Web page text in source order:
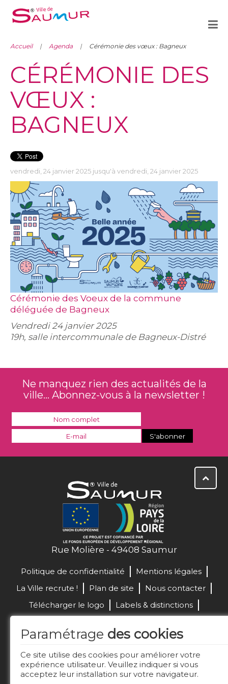
Accueil Agenda Cérémonie des vœux : Bagneux
CÉRÉMONIE DES
VŒUX :
BAGNEUX
vendredi, 24 janvier 2025 jusqu'à vendredi, 24 janvier 2025
Cérémonie des Voeux de la commune
déléguée de Bagneux
Vendredi 24 janvier 2025
19h, salle intercommunale de Bagneux-Distré
Paramétrage des cookies
Ce site utilise des cookies pour améliorer votre
expérience utilisateur. Veuillez indiquer si vous
acceptez leur installation sur votre navigateur.
Ne manquez rien des actualités de la
ville... Abonnez-vous à la newsletter !
Rue Molière - 49408 Saumur
Politique de confidentialité
Mentions légales
La Ville recrute !
Plan de site
Nous contacter
Télécharger le logo
Labels & distinctions
Réalisation de site :
Restez connecté